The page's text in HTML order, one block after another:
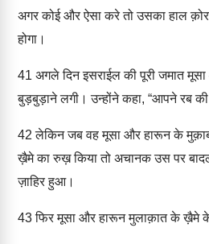
अगर कोई और ऐसा करे तो उसका हाल
होगा।
41 अगले दिन इसराईल की पूरी जमात
बुड़बुड़ाने लगी। उन्होंने कहा, “आपने रब
42 लेकिन जब वह मूसा और हारून के
ख़ैमे का रुख़ किया तो अचानक उस पर
ज़ाहिर हुआ।
43फिर मूसा और हारून मुलाक़ात के ख़ैमे